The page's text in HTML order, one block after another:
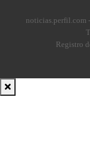
noticias.perfil.com
Registro